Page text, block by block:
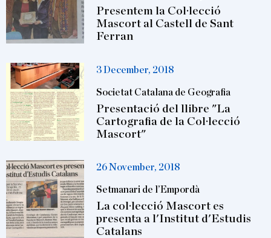
Presentem la Col·lecció
Mascort al Castell de Sant
Ferran
3 December, 2018
Societat Catalana de Geografia
Presentació del llibre "La
Cartografia de la Col·lecció
Mascort"
26 November, 2018
Setmanari de l’Empordà
La col·lecció Mascort es
presenta a l'Institut d'Estudis
Catalans